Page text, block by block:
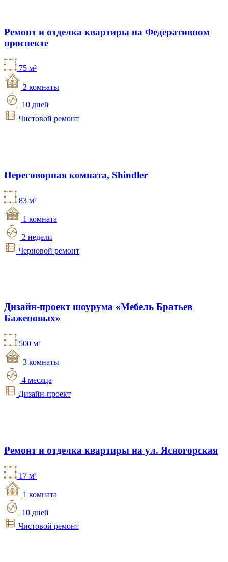
Ремонт и отделка квартиры на Федеративном
проспекте
75 м²
2 комнаты
10 дней
Чистовой ремонт
Переговорная комната, Shindler
83 м²
1 комната
2 недели
Черновой ремонт
Дизайн-проект шоурума «Мебель Братьев
Баженовых»
500 м²
3 комнаты
4 месяца
Дизайн-проект
Ремонт и отделка квартиры на ул. Ясногорская
17 м²
1 комната
10 дней
Чистовой ремонт